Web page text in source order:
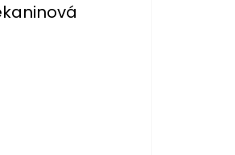
je 5 z 5 hvězdiček.